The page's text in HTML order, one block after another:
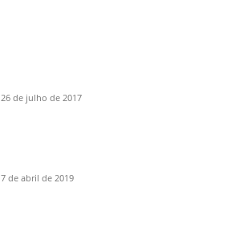
26 de julho de 2017
7 de abril de 2019